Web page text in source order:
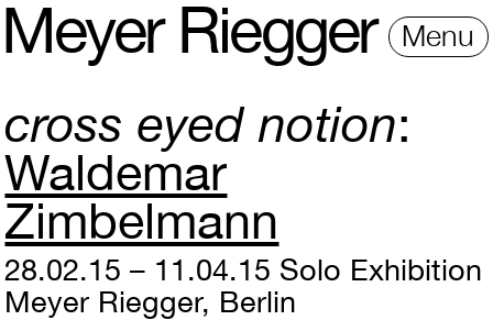
Meyer Riegger Menu
cross eyed notion
Waldemar
Zimbelmann
28.02.15 – 11.04.15 Solo Exhibition
Meyer Riegger, Berlin